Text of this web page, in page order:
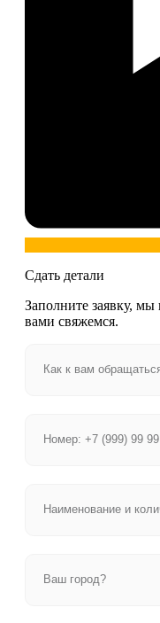
Сдать детали
Заполните заявку, мы
вами свяжемся.